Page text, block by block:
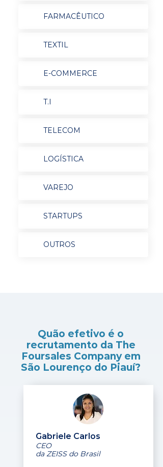
FARMACÊUTICO
TEXTIL
E-COMMERCE
T.I
TELECOM
LOGÍSTICA
VAREJO
STARTUPS
OUTROS
Quão efetivo é o
recrutamento da The
Foursales Company em
São Lourenço do Piauí?
Gabriele Carlos
CEO
da ZEISS do Brasil